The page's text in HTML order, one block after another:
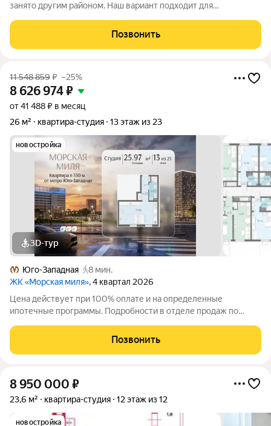
занято другим районом. Наш вариант подходит для
доходности можем обсудить на просмотре или по телефону.
Максимум комфорта, тишины и уединения!
Позвонить
11 548 859₽ –25%
8 626 974₽
от 41 488 ₽ в месяц
26 м²
квартира-студия 13 этаж из 23
новостройка
3D-тур
Юго-Западная
8 мин.
ЖК «Морская миля», 4 квартал 2026
Цена действует при 100% оплате и на определенные
ипотечные программы. Подробности в отделе продаж по
Общая площадь составляет 25.97 кв. м. Квартира с чистовой
отделкой. Жилой комплекс
Позвонить
8 950 000 ₽
23,6 м² квартира-студия 12 этаж из 12
новостройка